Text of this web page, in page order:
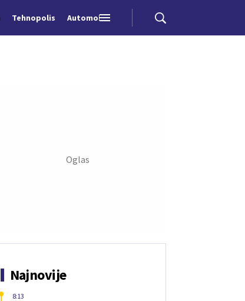
Tehnopolis Automobili
Najnovije
8:13